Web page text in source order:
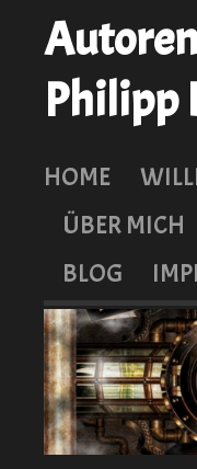
Philipp
HOME
ÜBER MICH
BLOG